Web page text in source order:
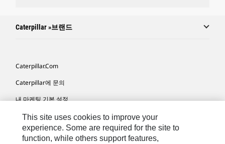
Caterpillar »브랜드
Caterpillar.com
Caterpillar에 문의
내 마케팅 기본 설정
사이트 맵
Cookie Settings
This site uses cookies to improve your
experience. Some are required for the site to
function, while others support features,